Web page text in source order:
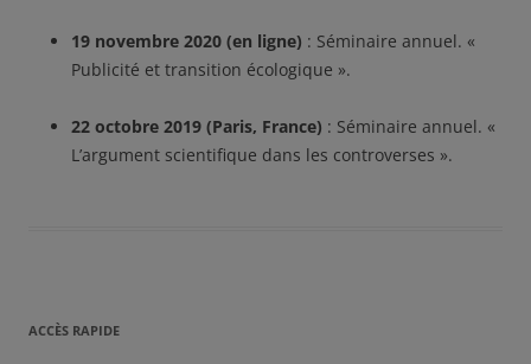
19 novembre 2020 (en ligne) : Séminaire annuel. «
Publicité et transition écologique ».
22 octobre 2019 (Paris, France) : Séminaire annuel. «
L’argument scientifique dans les controverses ».
ACCÈS RAPIDE